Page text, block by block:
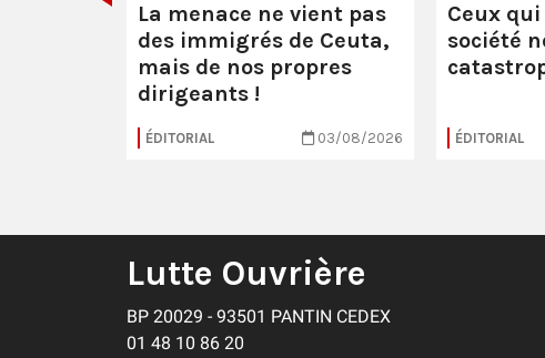
La menace ne vient pas
des immigrés de Ceuta,
mais de nos propres
dirigeants !
ÉDITORIAL 03/08/2026
Ceux
société
ÉDITORIAL
Lutte Ouvrière
BP 20029 - 93501 PANTIN CEDEX
01 48 10 86 20